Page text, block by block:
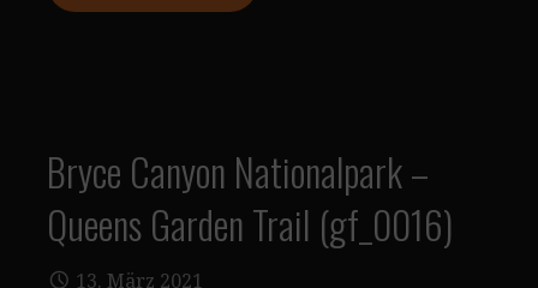
Bryce Canyon Nationalpark –
Queens Garden Trail (gf_0016)
13. März 2021